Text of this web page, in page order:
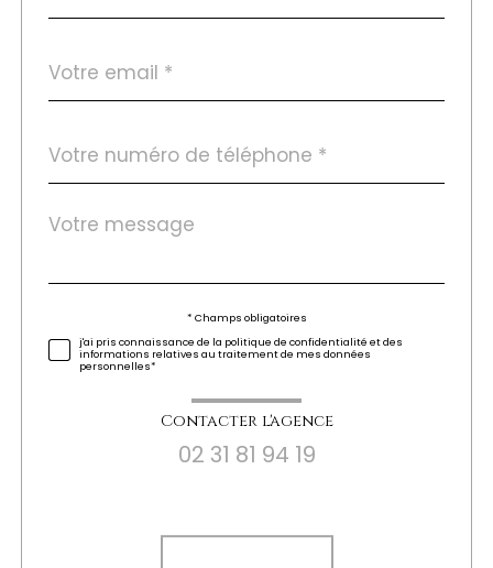
*
*
Fieldset
Message
*
* Champs obligatoires
j'ai pris connaissance de la politique de confidentialité et des
informations relatives au traitement de mes données
personnelles*
Contacter l'agence
02 31 81 94 19